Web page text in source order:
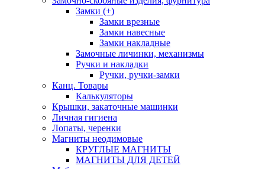
Замки (+)
Замки врезные
Замки навесные
Замки накладные
Замочные личинки, механизмы
Ручки и накладки
Ручки, ручки-замки
Канц. Товары
Калькуляторы
Крышки, закаточные машинки
Личная гигиена
Лопаты, черенки
Магниты неодимовые
КРУГЛЫЕ МАГНИТЫ
МАГНИТЫ ДЛЯ ДЕТЕЙ